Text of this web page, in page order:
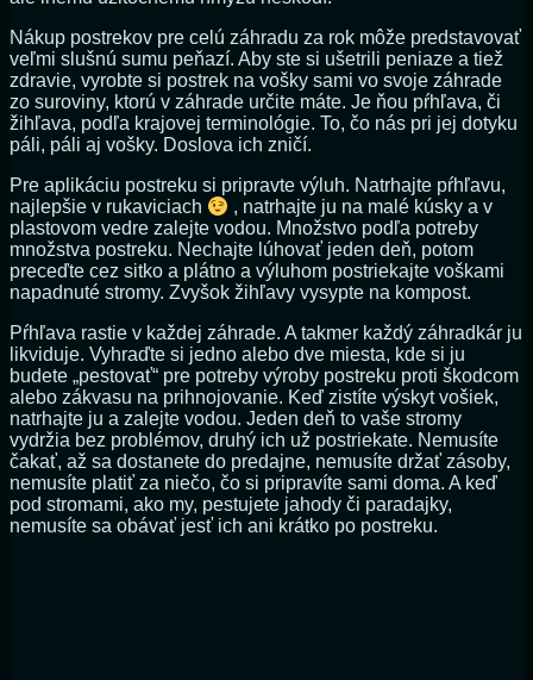
Nákup postrekov pre celú záhradu za rok môže predstavovať
veľmi slušnú sumu peňazí. Aby ste si ušetrili peniaze a tiež
zdravie, vyrobte si postrek na vošky sami vo svoje záhrade
zo suroviny, ktorú v záhrade určite máte. Je ňou pŕhľava, či
žihľava, podľa krajovej terminológie. To, čo nás pri jej dotyku
páli, páli aj vošky. Doslova ich zničí.
Pre aplikáciu postreku si pripravte výluh. Natrhajte pŕhľavu,
najlepšie v rukaviciach
, natrhajte ju na malé kúsky a v
plastovom vedre zalejte vodou. Množstvo podľa potreby
množstva postreku. Nechajte lúhovať jeden deň, potom
preceďte cez sitko a plátno a výluhom postriekajte voškami
napadnuté stromy. Zvyšok žihľavy vysypte na kompost.
Pŕhľava rastie v každej záhrade. A takmer každý záhradkár ju
likviduje. Vyhraďte si jedno alebo dve miesta, kde si ju
budete „pestovať“ pre potreby výroby postreku proti škodcom
alebo zákvasu na prihnojovanie. Keď zistíte výskyt vošiek,
natrhajte ju a zalejte vodou. Jeden deň to vaše stromy
vydržia bez problémov, druhý ich už postriekate. Nemusíte
čakať, až sa dostanete do predajne, nemusíte držať zásoby,
nemusíte platiť za niečo, čo si pripravíte sami doma. A keď
pod stromami, ako my, pestujete jahody či paradajky,
nemusíte sa obávať jesť ich ani krátko po postreku.